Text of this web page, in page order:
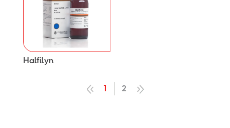
Halfilyn
1 2